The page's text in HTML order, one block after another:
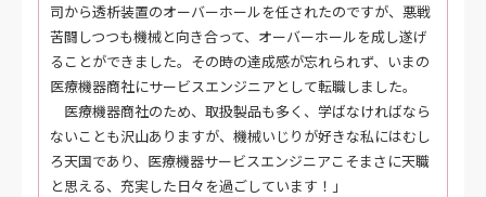
司から透析装置のオーバーホールを任されたのですが、悪戦
苦闘しつつも機械と向き合って、オーバーホールを成し遂げ
ることができました。その時の達成感が忘れられず、いまの
医療機器商社にサービスエンジニアとして転職しました。
医療機器商社のため、取扱製品も多く、学ばなければなら
ないことも沢山ありますが、機械いじりが好きな私にはむし
ろ天国であり、医療機器サービスエンジニアこそまさに天職
と思える、充実した日々を過ごしています！」